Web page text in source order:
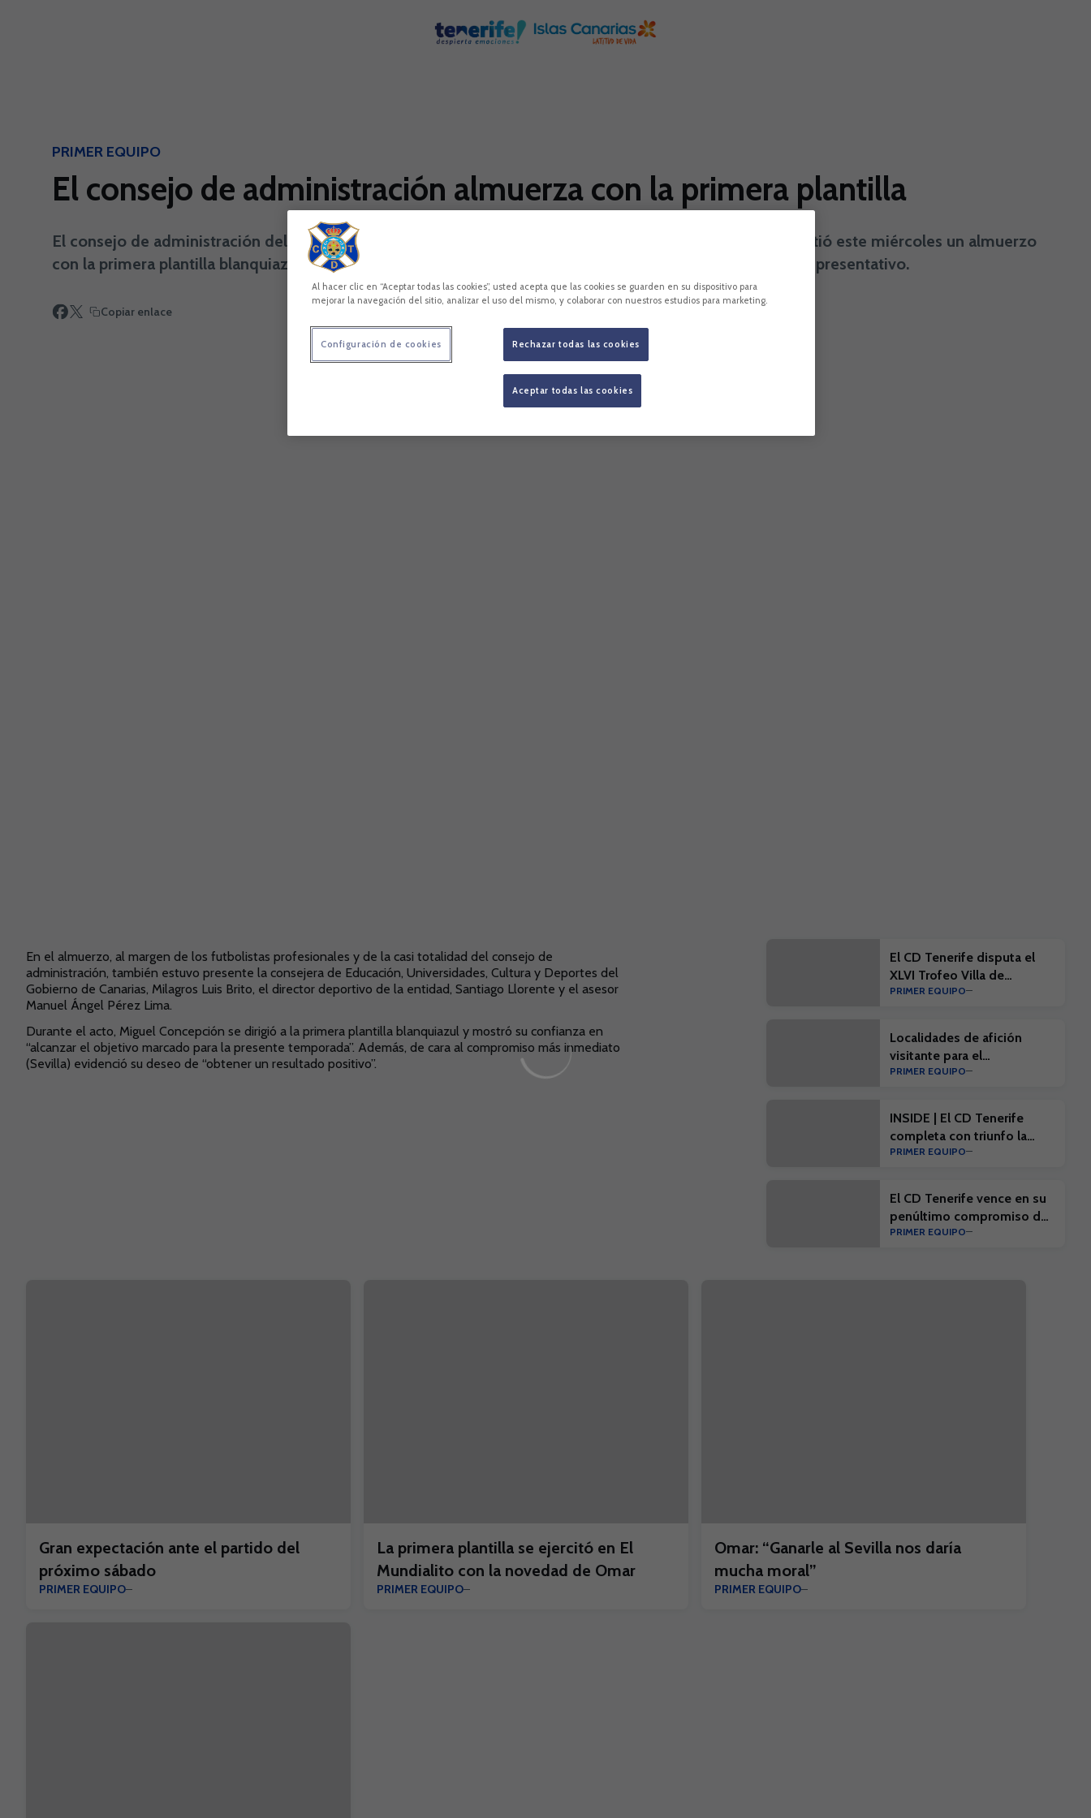
PRIMER EQUIPO
El consejo de administración almuerza con la primera plantilla
El consejo de administración del CD Tenerife, encabezado por su presidente, Miguel Concepción, compartió este miércoles un almuerzo
con la primera plantilla blanquiazul, en una finca de Arico, propiedad de Indalencio Pérez, consejero del representativo.
Copiar enlace
En el almuerzo, al margen de los futbolistas profesionales y de la casi totalidad del consejo de
administración, también estuvo presente la consejera de Educación, Universidades, Cultura y Deportes del
Gobierno de Canarias, Milagros Luis Brito, el director deportivo de la entidad, Santiago Llorente y el asesor
Manuel Ángel Pérez Lima.
Durante el acto, Miguel Concepción se dirigió a la primera plantilla blanquiazul y mostró su confianza en
“alcanzar el objetivo marcado para la presente temporada”. Además, de cara al compromiso más inmediato
(Sevilla) evidenció su deseo de “obtener un resultado positivo”.
El CD Tenerife disputa el
XLVI Trofeo Villa de
Leganés
PRIMER EQUIPO
Localidades de afición
visitante para el
#EibarTenerife
PRIMER EQUIPO
INSIDE | El CD Tenerife
completa con triunfo la
penúltima prueba de
PRIMER EQUIPO
El CD Tenerife vence en su
penúltimo compromiso de
la pretemporada
PRIMER EQUIPO
Gran expectación ante el partido del
próximo sábado
PRIMER EQUIPO
La primera plantilla se ejercitó en El
Mundialito con la novedad de Omar
PRIMER EQUIPO
Omar: “Ganarle al Sevilla nos daría
mucha moral”
PRIMER EQUIPO
Al hacer clic en “Aceptar todas las cookies”, usted acepta que las cookies se guarden en su dispositivo para
mejorar la navegación del sitio, analizar el uso del mismo, y colaborar con nuestros estudios para marketing.
Rechazar todas las cookies
Aceptar todas las cookies
Configuración de cookies